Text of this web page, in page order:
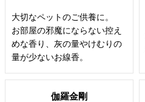
大切なペットのご供養に。
お部屋の邪魔にならない控え
めな香り、灰の量やけむりの
量が少ないお線香。
伽羅金剛